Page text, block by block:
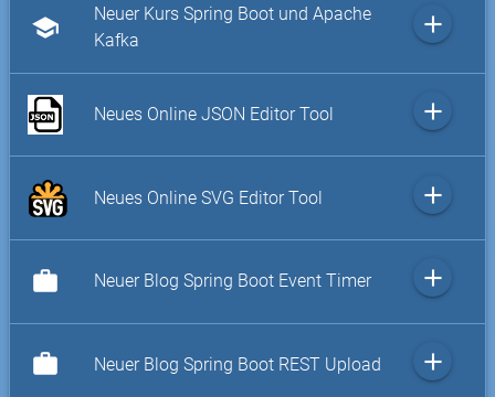
school
Neuer Kurs Spring Boot und Apache
Kafka
add
Neues Online JSON Editor Tool add
Neues Online SVG Editor Tool add
work Neuer Blog Spring Boot Event Timer add
work Neuer Blog Spring Boot REST Upload add